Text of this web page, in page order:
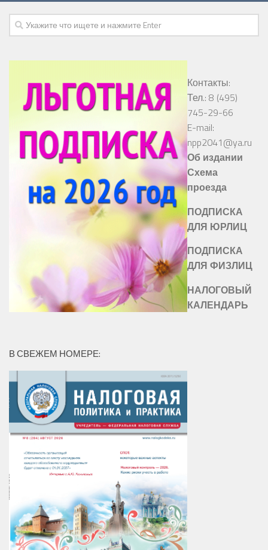
Контакты:
Тел.: 8 (495)
745-29-66
E-mail:
npp2041@ya.ru
Об издании
Схема
проезда
ПОДПИСКА
ДЛЯ ЮРЛИЦ
ПОДПИСКА
ДЛЯ ФИЗЛИЦ
НАЛОГОВЫЙ
КАЛЕНДАРЬ
В СВЕЖЕМ НОМЕРЕ: